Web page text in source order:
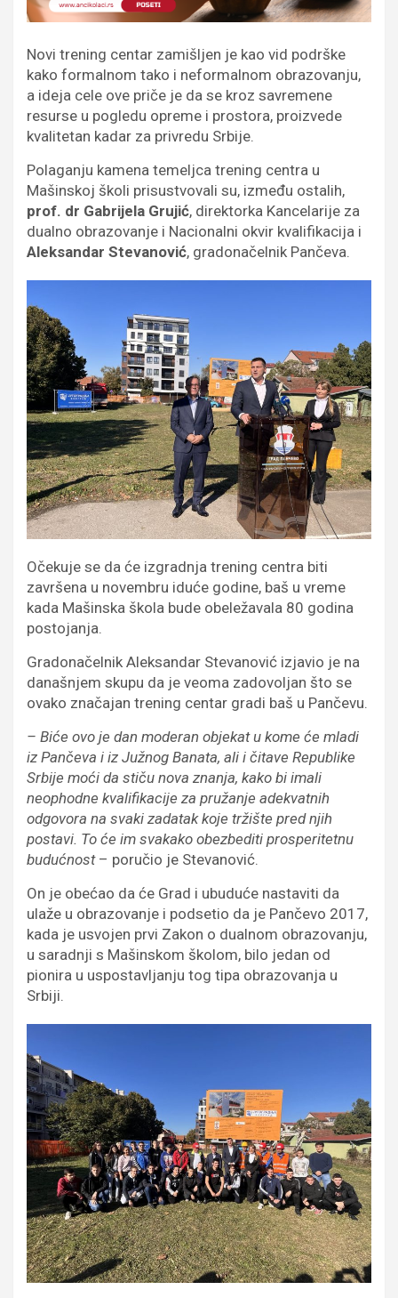
Novi trening centar zamišljen je kao vid podrške
kako formalnom tako i neformalnom obrazovanju,
a ideja cele ove priče je da se kroz savremene
resurse u pogledu opreme i prostora, proizvede
kvalitetan kadar za privredu Srbije.
Polaganju kamena temeljca trening centra u
Mašinskoj školi prisustvovali su, između ostalih,
prof. dr Gabrijela Grujić, direktorka Kancelarije za
dualno obrazovanje i Nacionalni okvir kvalifikacija i
Aleksandar Stevanović, gradonačelnik Pančeva.
Očekuje se da će izgradnja trening centra biti
završena u novembru iduće godine, baš u vreme
kada Mašinska škola bude obeležavala 80 godina
postojanja.
Gradonačelnik Aleksandar Stevanović izjavio je na
današnjem skupu da je veoma zadovoljan što se
ovako značajan trening centar gradi baš u Pančevu.
– Biće ovo je dan moderan objekat u kome će mladi
iz Pančeva i iz Južnog Banata, ali i čitave Republike
Srbije moći da stiču nova znanja, kako bi imali
neophodne kvalifikacije za pružanje adekvatnih
odgovora na svaki zadatak koje tržište pred njih
postavi. To će im svakako obezbediti prosperitetnu
budućnost – poručio je Stevanović.
On je obećao da će Grad i ubuduće nastaviti da
ulaže u obrazovanje i podsetio da je Pančevo 2017,
kada je usvojen prvi Zakon o dualnom obrazovanju,
u saradnji s Mašinskom školom, bilo jedan od
pionira u uspostavljanju tog tipa obrazovanja u
Srbiji.